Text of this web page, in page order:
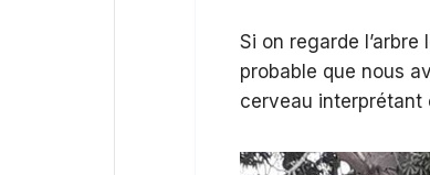
Si on regarde
probable que nous
cerveau interprétant